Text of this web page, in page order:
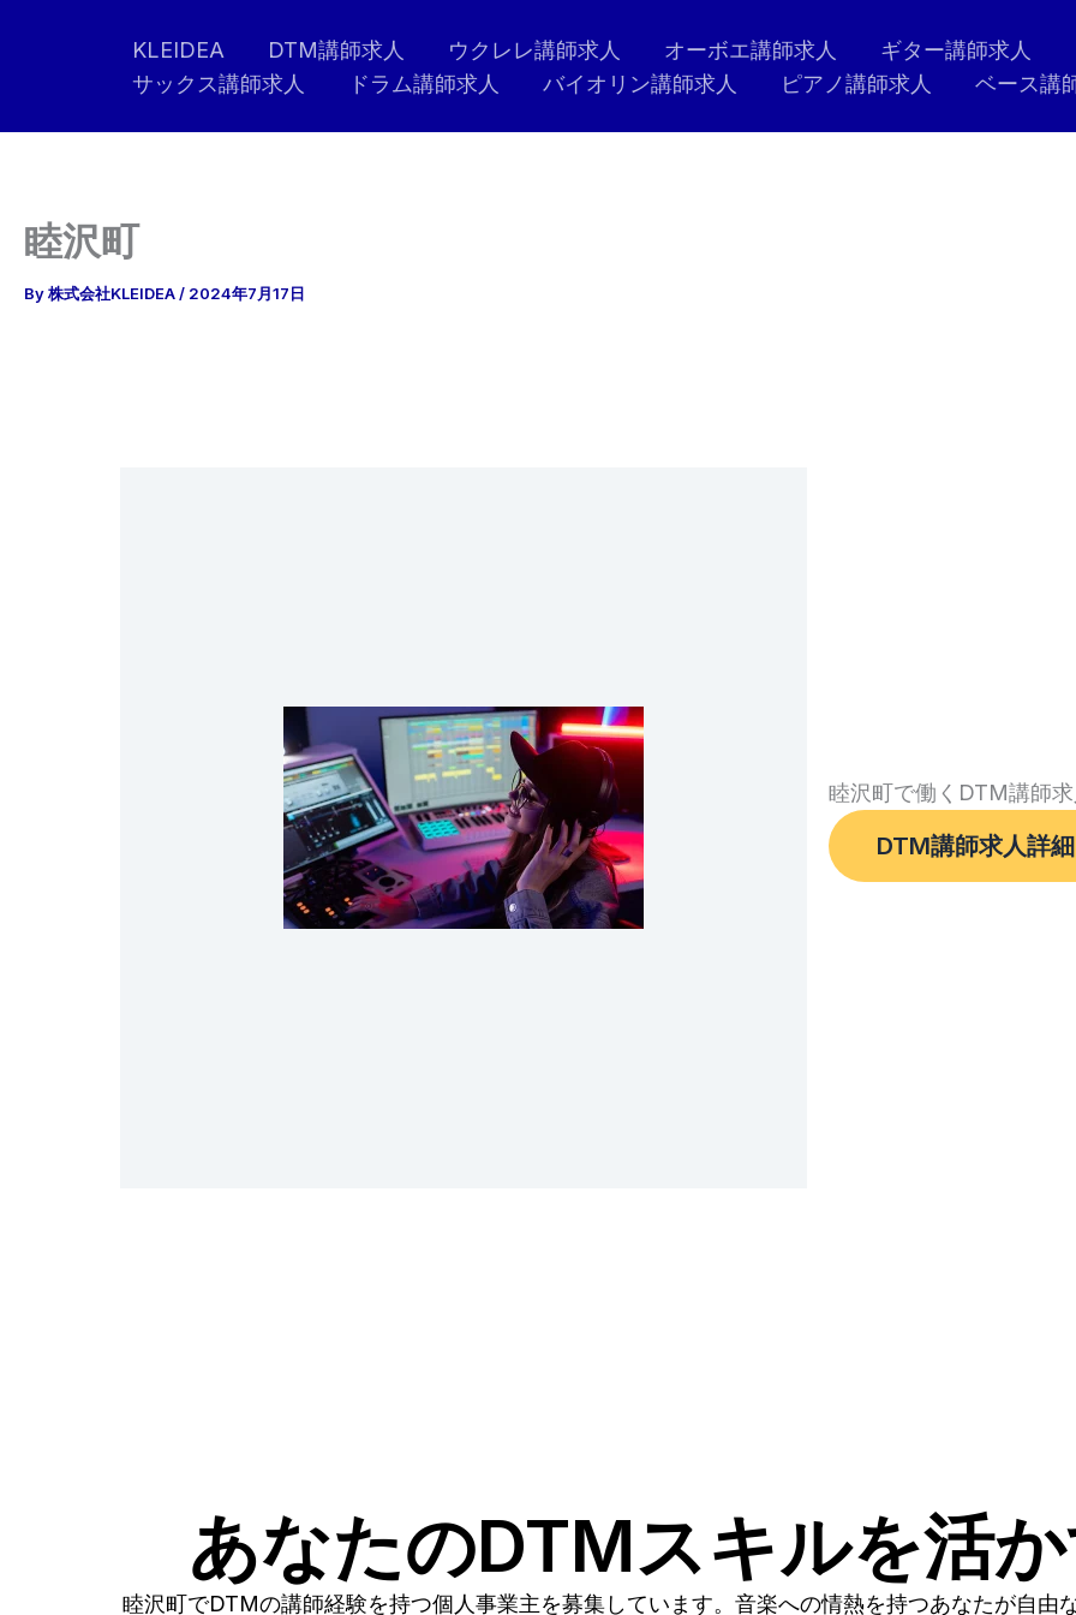
KLEIDEA DTM講師求人 ウクレレ講師求人 オーボエ講師求人 ギター講師求人
サックス講師求人
ドラム講師求人 バイオリン講師求人 ピアノ講師求人 ベース講
睦沢町
By株式会社KLEIDEA/ 2024年7月17日
睦沢町で働くDTM講師
DTM講師求人詳細
あなたのDTMスキルを活
睦沢町でDTMの講師経験を持つ個人事業主を募集しています。音楽への情熱を持つあなたが自由